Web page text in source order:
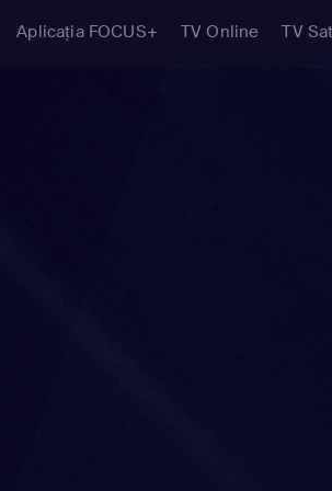
Aplicația FOCUS+ TV Online TV